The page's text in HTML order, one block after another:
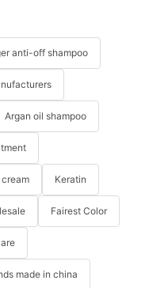
anti-off shampoo
Argan oil shampoo
Keratin
Fairest Color
made in china